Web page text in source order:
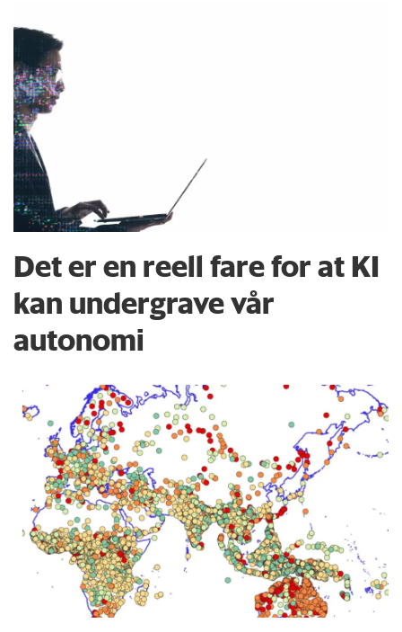
Det er en reell fare for at KI
kan undergrave vår
autonomi